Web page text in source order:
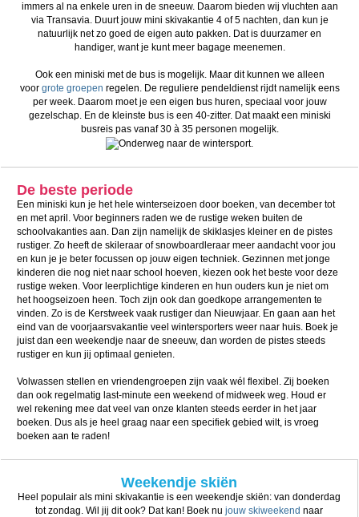
immers al na enkele uren in de sneeuw. Daarom bieden wij vluchten aan
via Transavia. Duurt jouw mini skivakantie 4 of 5 nachten, dan kun je
natuurlijk net zo goed de eigen auto pakken. Dat is duurzamer en
handiger, want je kunt meer bagage meenemen.
Ook een miniski met de bus is mogelijk. Maar dit kunnen we alleen
voor grote groepen regelen. De reguliere pendeldienst rijdt namelijk eens
per week. Daarom moet je een eigen bus huren, speciaal voor jouw
gezelschap. En de kleinste bus is een 40-zitter. Dat maakt een miniski
busreis pas vanaf 30 à 35 personen mogelijk.
De beste periode
Een miniski kun je het hele winterseizoen door boeken, van december tot
en met april. Voor beginners raden we de rustige weken buiten de
schoolvakanties aan. Dan zijn namelijk de skiklasjes kleiner en de pistes
rustiger. Zo heeft de skileraar of snowboardleraar meer aandacht voor jou
en kun je je beter focussen op jouw eigen techniek. Gezinnen met jonge
kinderen die nog niet naar school hoeven, kiezen ook het beste voor deze
rustige weken. Voor leerplichtige kinderen en hun ouders kun je niet om
het hoogseizoen heen. Toch zijn ook dan goedkope arrangementen te
vinden. Zo is de Kerstweek vaak rustiger dan Nieuwjaar. En gaan aan het
eind van de voorjaarsvakantie veel wintersporters weer naar huis. Boek je
juist dan een weekendje naar de sneeuw, dan worden de pistes steeds
rustiger en kun jij optimaal genieten.
Volwassen stellen en vriendengroepen zijn vaak wél flexibel. Zij boeken
dan ook regelmatig last-minute een weekend of midweek weg. Houd er
wel rekening mee dat veel van onze klanten steeds eerder in het jaar
boeken. Dus als je heel graag naar een specifiek gebied wilt, is vroeg
boeken aan te raden!
Weekendje skiën
Heel populair als mini skivakantie is een weekendje skiën: van donderdag
tot zondag. Wil jij dit ook? Dat kan! Boek nu jouw skiweekend naar